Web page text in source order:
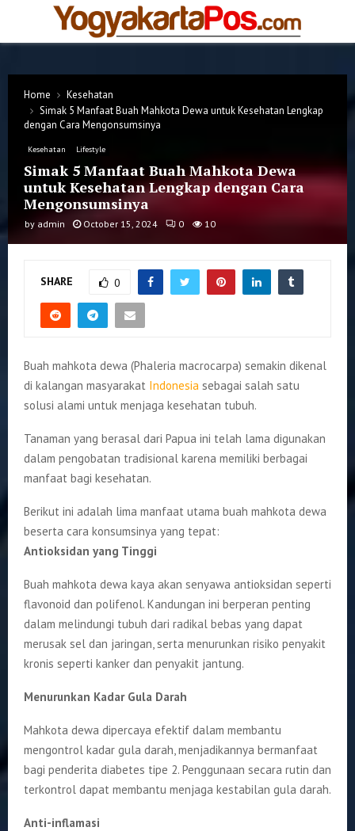
PRIMARY
Home
Kesehatan
Simak 5 Manfaat Buah Mahkota Dewa untuk Kesehatan Lengkap
dengan Cara Mengonsumsinya
Kesehatan Lifestyle
Simak 5 Manfaat Buah Mahkota Dewa
untuk Kesehatan Lengkap dengan Cara
Mengonsumsinya
by admin October 15, 2024 0 10
SHARE 0
Buah mahkota dewa (Phaleria macrocarpa) semakin dikenal
di kalangan masyarakat Indonesia sebagai salah satu
solusi alami untuk menjaga kesehatan tubuh.
Tanaman yang berasal dari Papua ini telah lama digunakan
dalam pengobatan tradisional karena memiliki berbagai
manfaat bagi kesehatan.
Berikut ini adalah lima manfaat utama buah mahkota dewa
beserta cara konsumsinya yang tepat:
Antioksidan yang Tinggi
Buah mahkota dewa kaya akan senyawa antioksidan seperti
flavonoid dan polifenol. Kandungan ini berperan penting
dalam melindungi tubuh dari radikal bebas yang dapat
merusak sel dan jaringan, serta menurunkan risiko penyakit
kronis seperti kanker dan penyakit jantung.
Menurunkan Kadar Gula Darah
Mahkota dewa dipercaya efektif dalam membantu
mengontrol kadar gula darah, menjadikannya bermanfaat
bagi penderita diabetes tipe 2. Penggunaan secara rutin dan
terkontrol dapat membantu menjaga kestabilan gula darah.
Anti-inflamasi